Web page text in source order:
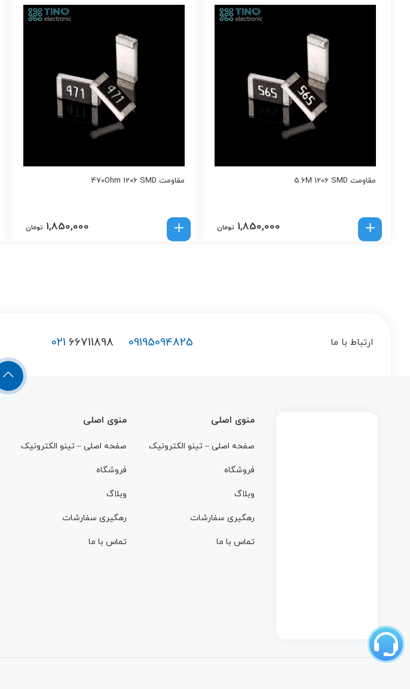
مقاومت 5.6M 1206 SMD
1,850,000 تومان
مقاومت 470Ohm 1206 SMD
1,850,000 تومان
ارتباط با ما 021 66711898 09195094825
منوی اصلی
صفحه اصلی – تینو الکترونیک
فروشگاه
وبلاگ
رهگیری سفارشات
تماس با ما
منوی اصلی
صفحه اصلی – تینو الکترونیک
فروشگاه
وبلاگ
رهگیری سفارشات
تماس با ما